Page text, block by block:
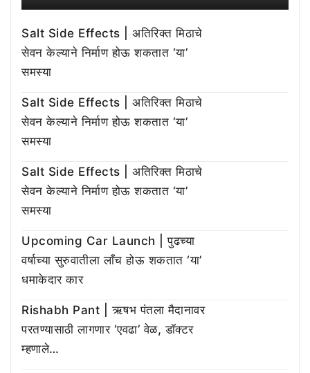
Salt Side Effects | अतिरिक्त मिठाचे
सेवन केल्याने निर्माण होऊ शकतात ‘या’
समस्या
Salt Side Effects | अतिरिक्त मिठाचे
सेवन केल्याने निर्माण होऊ शकतात ‘या’
समस्या
Salt Side Effects | अतिरिक्त मिठाचे
सेवन केल्याने निर्माण होऊ शकतात ‘या’
समस्या
Upcoming Car Launch | पुढच्या
वर्षाच्या सुरुवातीला लाँच होऊ शकतात ‘या’
धमाकेदार कार
Rishabh Pant | ऋषभ पंतला मैदानावर
परतण्यासाठी लागणार ‘एवढा’ वेळ, डॉक्टर
म्हणाले…